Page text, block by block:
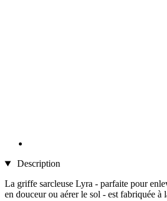
Description
La griffe sarcleuse Lyra - parfaite pour
en douceur ou aérer le sol - est fabriquée à